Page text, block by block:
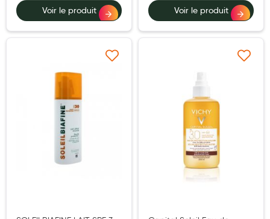
Aromathérapie
Diététique minceur
Régimes médicaux
Gemmothérapie
Voies respiratoires
Médicaments et Santé
Voir le produit Voir le produit
Ajouter à ma liste d’envie Ajouter à ma liste